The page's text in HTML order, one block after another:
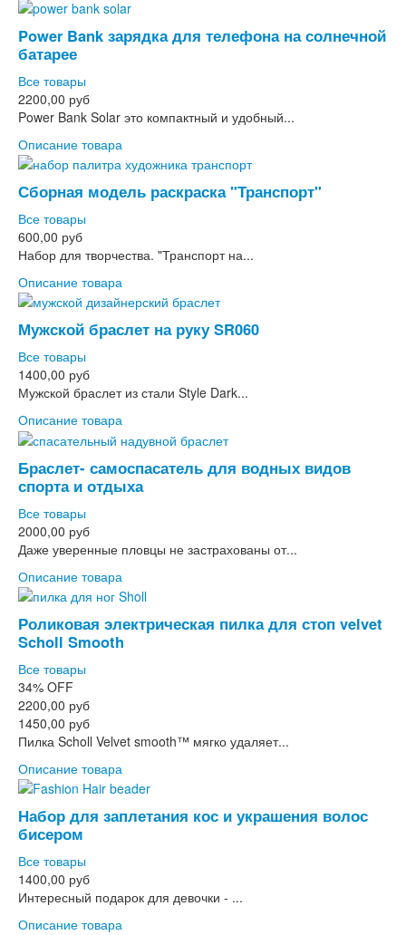
Power Bank зарядка для телефона на солнечной
батарее
Все товары
2200,00 руб
Power Bank Solar это компактный и удобный...
Описание товара
Сборная модель раскраска "Транспорт"
Все товары
600,00 руб
Набор для творчества. "Транспорт на...
Описание товара
Мужской браслет на руку SR060
Все товары
1400,00 руб
Мужской браслет из стали Style Dark...
Описание товара
Браслет- самоспасатель для водных видов
спорта и отдыха
Все товары
2000,00 руб
Даже уверенные пловцы не застрахованы от...
Описание товара
Роликовая электрическая пилка для стоп velvet
Scholl Smooth
Все товары
34% OFF
2200,00 руб
1450,00 руб
Пилка Scholl Velvet smooth™ мягко удаляет...
Описание товара
Набор для заплетания кос и украшения волос
бисером
Все товары
1400,00 руб
Интересный подарок для девочки - ...
Описание товара